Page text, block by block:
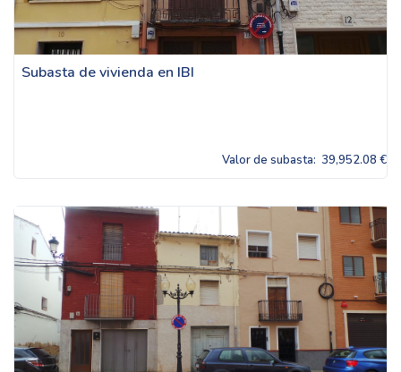
Subasta de vivienda en IBI
Valor de subasta: 39,952.08 €